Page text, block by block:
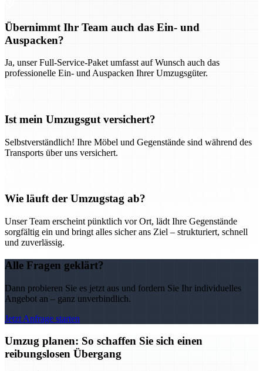
Übernimmt Ihr Team auch das Ein- und
Auspacken?
Ja, unser Full-Service-Paket umfasst auf Wunsch auch das
professionelle Ein- und Auspacken Ihrer Umzugsgüter.
Ist mein Umzugsgut versichert?
Selbstverständlich! Ihre Möbel und Gegenstände sind während des
Transports über uns versichert.
Wie läuft der Umzugstag ab?
Unser Team erscheint pünktlich vor Ort, lädt Ihre Gegenstände
sorgfältig ein und bringt alles sicher ans Ziel – strukturiert, schnell
und zuverlässig.
Alle Fragen geklärt?
Dann probieren Sie es jetzt aus und fordern Sie Ihr individuelles
Angebot an – ganz unverbindlich.
Jetzt Anfrage starten
Umzug planen: So schaffen Sie sich einen
reibungslosen Übergang